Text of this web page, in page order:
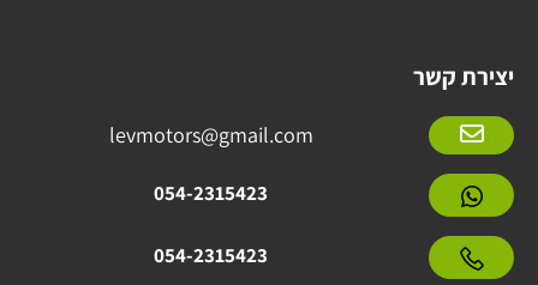
יצירת קשר
levmotors@gmail.com
054-2315423
054-2315423